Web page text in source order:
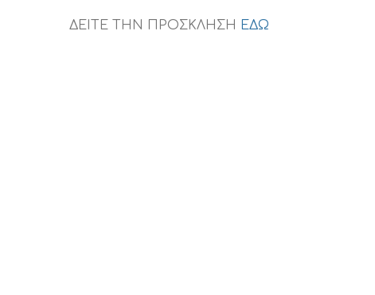
ΔΕΙΤΕ ΤΗΝ ΠΡΟΣΚΛΗΣΗ ΕΔΩ